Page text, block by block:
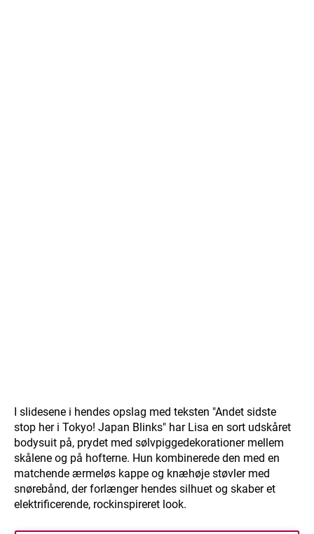
I slidesene i hendes opslag med teksten "Andet sidste
stop her i Tokyo! Japan Blinks" har Lisa en sort udskåret
bodysuit på, prydet med sølvpiggedekorationer mellem
skålene og på hofterne. Hun kombinerede den med en
matchende ærmeløs kappe og knæhøje støvler med
snørebånd, der forlænger hendes silhuet og skaber et
elektrificerende, rockinspireret look.